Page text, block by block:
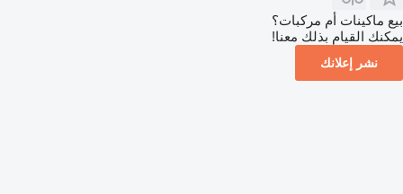
بيع ماكينات أم مركبات؟
يمكنك القيام بذلك معنا!
نشر إعلانك